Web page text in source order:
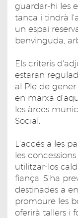
guardar-hi les
tanca i tindrà
un espai
benvinguda,
Els criteris
estaran
al Ple de gener
en marxa
les àrees
Social.
L’accés a les
les
utilitzar-los
fiança. S'ha
destinades a
promoure les
oferirà tallers i